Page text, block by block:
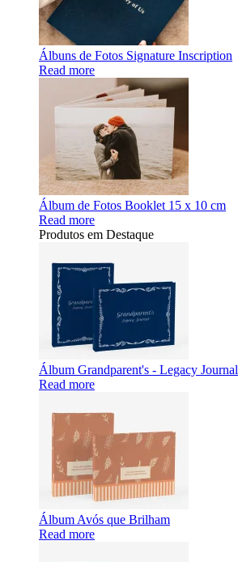
Álbuns de Fotos Signature Inscription
Read more
Álbum de Fotos Booklet 15 x 10 cm
Read more
Produtos em Destaque
Álbum Grandparent's - Legacy Journal
Read more
Álbum Avós que Brilham
Read more